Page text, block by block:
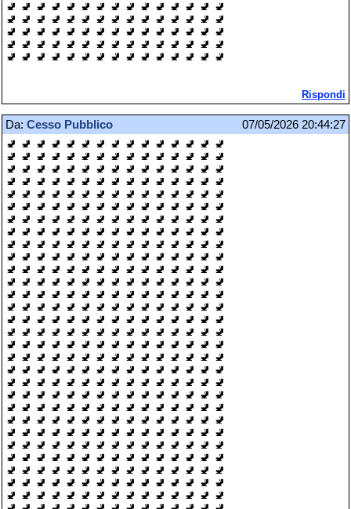
🚽 🚽 🚽 🚽 🚽 🚽 🚽 🚽 🚽 🚽 🚽 🚽 🚽 🚽 🚽
🚽 🚽 🚽 🚽 🚽 🚽 🚽 🚽 🚽 🚽 🚽 🚽 🚽 🚽 🚽
🚽 🚽 🚽 🚽 🚽 🚽 🚽 🚽 🚽 🚽 🚽 🚽 🚽 🚽 🚽
🚽 🚽 🚽 🚽 🚽 🚽 🚽 🚽 🚽 🚽 🚽 🚽 🚽 🚽 🚽
🚽 🚽 🚽 🚽 🚽 🚽 🚽 🚽 🚽 🚽 🚽 🚽 🚽 🚽 🚽
Rispondi
Da: Cesso Pubblico
07/05/2026 20:44:27
🚽 🚽 🚽 🚽 🚽 🚽 🚽 🚽 🚽 🚽 🚽 🚽 🚽 🚽 🚽
🚽 🚽 🚽 🚽 🚽 🚽 🚽 🚽 🚽 🚽 🚽 🚽 🚽 🚽 🚽
🚽 🚽 🚽 🚽 🚽 🚽 🚽 🚽 🚽 🚽 🚽 🚽 🚽 🚽 🚽
🚽 🚽 🚽 🚽 🚽 🚽 🚽 🚽 🚽 🚽 🚽 🚽 🚽 🚽 🚽
🚽 🚽 🚽 🚽 🚽 🚽 🚽 🚽 🚽 🚽 🚽 🚽 🚽 🚽 🚽
🚽 🚽 🚽 🚽 🚽 🚽 🚽 🚽 🚽 🚽 🚽 🚽 🚽 🚽 🚽
🚽 🚽 🚽 🚽 🚽 🚽 🚽 🚽 🚽 🚽 🚽 🚽 🚽 🚽 🚽
🚽 🚽 🚽 🚽 🚽 🚽 🚽 🚽 🚽 🚽 🚽 🚽 🚽 🚽 🚽
🚽 🚽 🚽 🚽 🚽 🚽 🚽 🚽 🚽 🚽 🚽 🚽 🚽 🚽 🚽
🚽 🚽 🚽 🚽 🚽 🚽 🚽 🚽 🚽 🚽 🚽 🚽 🚽 🚽 🚽
🚽 🚽 🚽 🚽 🚽 🚽 🚽 🚽 🚽 🚽 🚽 🚽 🚽 🚽 🚽
🚽 🚽 🚽 🚽 🚽 🚽 🚽 🚽 🚽 🚽 🚽 🚽 🚽 🚽 🚽
🚽 🚽 🚽 🚽 🚽 🚽 🚽 🚽 🚽 🚽 🚽 🚽 🚽 🚽 🚽
🚽 🚽 🚽 🚽 🚽 🚽 🚽 🚽 🚽 🚽 🚽 🚽 🚽 🚽 🚽
🚽 🚽 🚽 🚽 🚽 🚽 🚽 🚽 🚽 🚽 🚽 🚽 🚽 🚽 🚽
🚽 🚽 🚽 🚽 🚽 🚽 🚽 🚽 🚽 🚽 🚽 🚽 🚽 🚽 🚽
🚽 🚽 🚽 🚽 🚽 🚽 🚽 🚽 🚽 🚽 🚽 🚽 🚽 🚽 🚽
🚽 🚽 🚽 🚽 🚽 🚽 🚽 🚽 🚽 🚽 🚽 🚽 🚽 🚽 🚽
🚽 🚽 🚽 🚽 🚽 🚽 🚽 🚽 🚽 🚽 🚽 🚽 🚽 🚽 🚽
🚽 🚽 🚽 🚽 🚽 🚽 🚽 🚽 🚽 🚽 🚽 🚽 🚽 🚽 🚽
🚽 🚽 🚽 🚽 🚽 🚽 🚽 🚽 🚽 🚽 🚽 🚽 🚽 🚽 🚽
🚽 🚽 🚽 🚽 🚽 🚽 🚽 🚽 🚽 🚽 🚽 🚽 🚽 🚽 🚽
🚽 🚽 🚽 🚽 🚽 🚽 🚽 🚽 🚽 🚽 🚽 🚽 🚽 🚽 🚽
🚽 🚽 🚽 🚽 🚽 🚽 🚽 🚽 🚽 🚽 🚽 🚽 🚽 🚽 🚽
🚽 🚽 🚽 🚽 🚽 🚽 🚽 🚽 🚽 🚽 🚽 🚽 🚽 🚽 🚽
🚽 🚽 🚽 🚽 🚽 🚽 🚽 🚽 🚽 🚽 🚽 🚽 🚽 🚽 🚽
🚽 🚽 🚽 🚽 🚽 🚽 🚽 🚽 🚽 🚽 🚽 🚽 🚽 🚽 🚽
🚽 🚽 🚽 🚽 🚽 🚽 🚽 🚽 🚽 🚽 🚽 🚽 🚽 🚽 🚽
🚽 🚽 🚽 🚽 🚽 🚽 🚽 🚽 🚽 🚽 🚽 🚽 🚽 🚽 🚽